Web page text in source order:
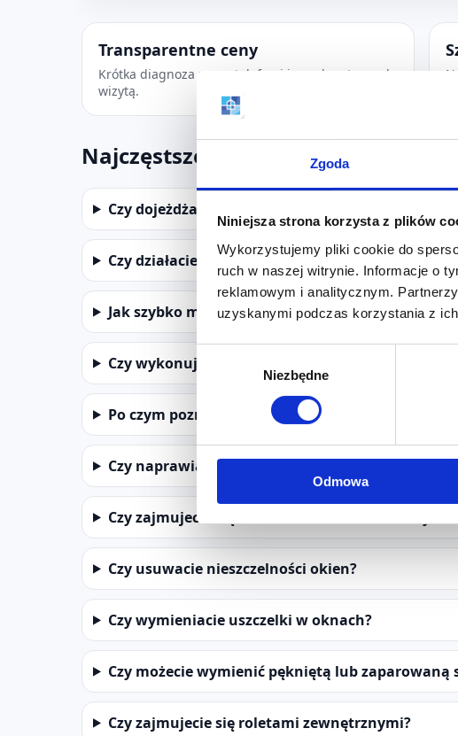
Zgoda
Niniejsza strona korzysta z plików
Wykorzystujemy pliki cookie do
ruch w naszej witrynie. Informacje o
reklamowym i analitycznym.
uzyskanymi podczas korzystania z ich
zgody
Niezbędne
Odmowa
Transparentne ceny
Krótka diagnoza przez telefon i jasny koszt przed
wizytą.
Najczęstsze pytania
Czy dojeżdżacie do Krakowa, Wieliczki,
Czy działacie także w Katowicach, Chorzowie,
Jak szybko możecie przyjechać do Krakowa lub
Czy wykonujecie drobne naprawy jednego okna?
Po czym poznam, że okno wymaga regulacji?
Czy naprawiacie okna PCV, drewniane i
Czy zajmujecie się serwisem drzwi balkonowych i
Czy usuwacie nieszczelności okien?
Czy wymieniacie uszczelki w oknach?
Czy możecie wymienić pękniętą lub zaparowaną
Czy zajmujecie się roletami zewnętrznymi?